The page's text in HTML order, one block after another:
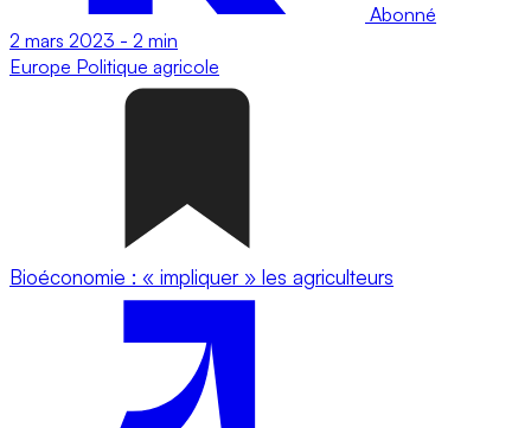
Abonné
2 mars 2023 - 2 min
Europe Politique agricole
Bioéconomie : « impliquer » les agriculteurs